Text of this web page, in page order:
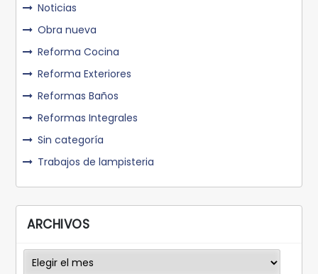
Noticias
Obra nueva
Reforma Cocina
Reforma Exteriores
Reformas Baños
Reformas Integrales
Sin categoría
Trabajos de lampisteria
ARCHIVOS
Archivos